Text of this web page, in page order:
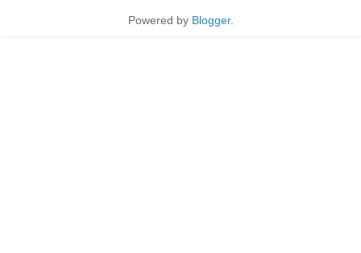
Powered by Blogger.